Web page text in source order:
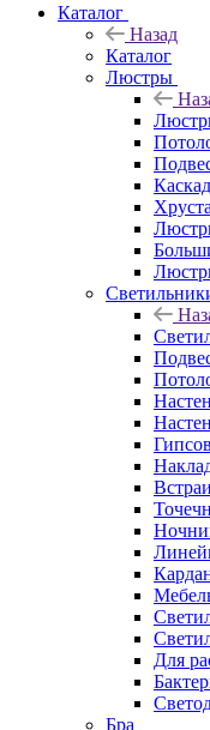
Каталог
Назад
Каталог
Люстры
Для
Бра